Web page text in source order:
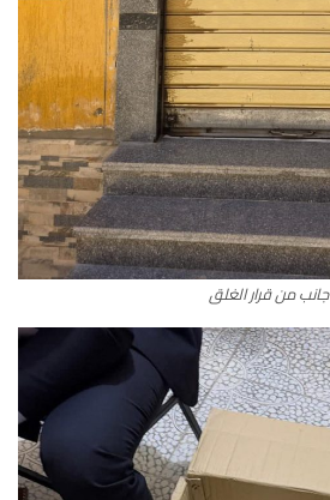
جانب من قرار الغلق